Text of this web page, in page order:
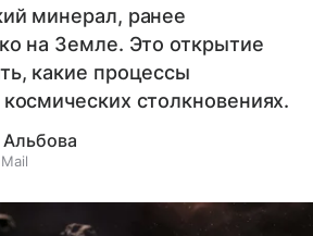
минерал, ранее
на Земле. Это открытие
какие процессы
столкновениях.
Альбова